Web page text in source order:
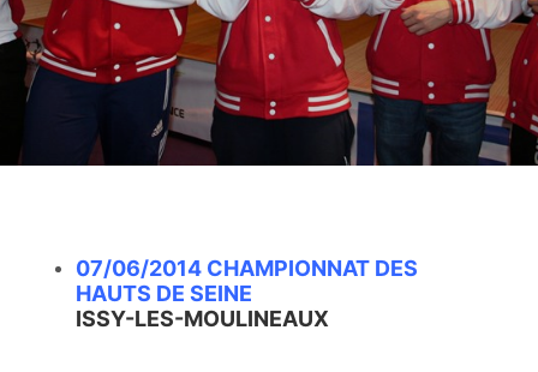
07/06/2014 CHAMPIONNAT DES
HAUTS DE SEINE
ISSY-LES-MOULINEAUX